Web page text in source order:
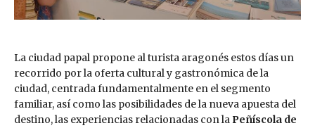
La ciudad papal propone al turista aragonés estos días un
recorrido por la oferta cultural y gastronómica de la
ciudad, centrada fundamentalmente en el segmento
familiar, así como las posibilidades de la nueva apuesta del
destino, las experiencias relacionadas con la Peñíscola de